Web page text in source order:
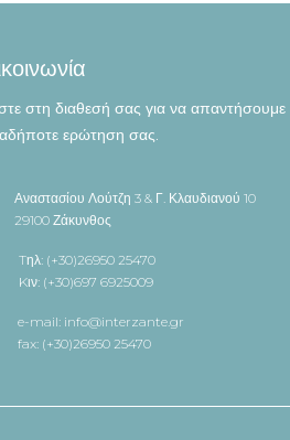
στη διαθεσή σας για να απαντήσουμε
ερώτηση σας.
Αναστασίου Λούτζη 3 & Γ. Κλαυδιανού 10
29100 Ζάκυνθος
Tηλ: (+30)26950 25470
Kιν: (+30)697 6925009
e-mail: info@interzante.gr
fax: (+30)26950 25470